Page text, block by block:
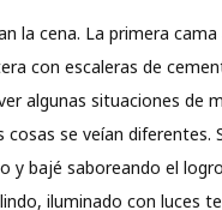
la cena. La primera
con escaleras de
algunas situaciones de
se veían diferentes.
y bajé saboreando el
iluminado con luces